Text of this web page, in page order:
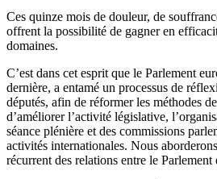
Ces quinze mois de douleur, de
offrent la possibilité de gagner en
domaines.
C’est dans cet esprit que le Parlement
dernière, a entamé un processus de
députés, afin de réformer les méthodes
d’améliorer l’activité législative,
séance plénière et des commissions
activités internationales. Nous
récurrent des relations entre le Parlement